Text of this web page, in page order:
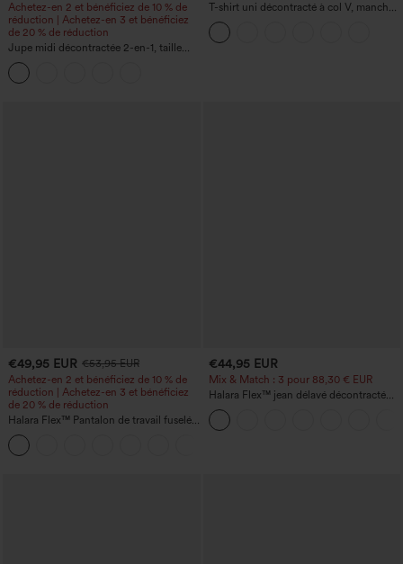
Achetez-en 2 et bénéficiez de 10 % de
réduction | Achetez-en 3 et bénéficiez
de 20 % de réduction
Jupe midi décontractée 2-en-1, taille
haute à effet gainant, froncée avec
ourlet arrondi, en polaire et PU
T-shirt uni décontracté à col V, manches
courtes et fronces
€49,95 EUR €53,95 EUR
Achetez-en 2 et bénéficiez de 10 % de
réduction | Achetez-en 3 et bénéficiez
de 20 % de réduction
Halara Flex™ Pantalon de travail fuselé,
uni, taille haute, avec poches
€44,95 EUR
Mix & Match : 3 pour 88,30 € EUR
Halara Flex™ jean délavé décontracté
taille haute à poches, coupe baggy à
jambe large